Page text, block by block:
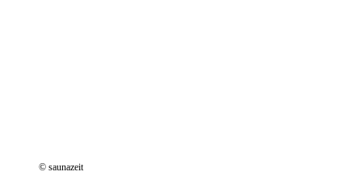
© saunazeit